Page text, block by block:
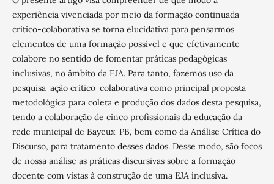
experiência vivenciada por meio da formação continuada
crítico-colaborativa se torna elucidativa para pensarmos
elementos de uma formação possível e que efetivamente
colabore no sentido de fomentar práticas pedagógicas
inclusivas, no âmbito da EJA. Para tanto, fazemos uso da
pesquisa-ação crítico-colaborativa como principal proposta
metodológica para coleta e produção dos dados desta pesquisa,
tendo a colaboração de cinco profissionais da educação da
rede municipal de Bayeux-PB, bem como da Análise Crítica do
Discurso, para tratamento desses dados. Desse modo, são focos
de nossa análise as práticas discursivas sobre a formação
docente com vistas à construção de uma EJA inclusiva.